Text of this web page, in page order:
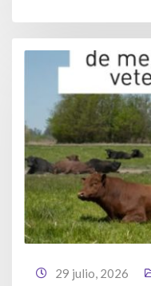
29 julio, 2026